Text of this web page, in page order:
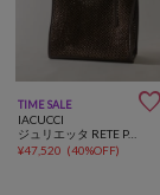
TIME SALE 
IACUCCI
ジュリエッタ RETE PAGLIA/RUGA
¥47,520 (40%OFF)